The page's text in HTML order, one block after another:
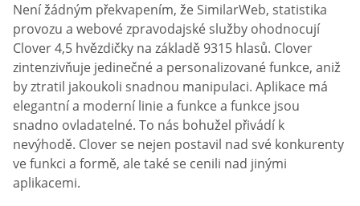
Není žádným překvapením, že SimilarWeb, statistika
provozu a webové zpravodajské služby ohodnocují
Clover 4,5 hvězdičky na základě 9315 hlasů. Clover
zintenzivňuje jedinečné a personalizované funkce, aniž
by ztratil jakoukoli snadnou manipulaci. Aplikace má
elegantní a moderní linie a funkce a funkce jsou
snadno ovladatelné. To nás bohužel přivádí k
nevýhodě. Clover se nejen postavil nad své konkurenty
ve funkci a formě, ale také se cenili nad jinými
aplikacemi.